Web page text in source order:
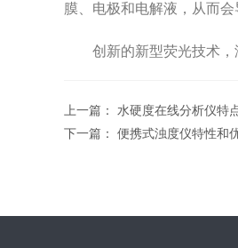
膜、电极和电解液，从而
创新的新型荧光技术，
上一篇： 水硬度在线分析仪特
下一篇： 便携式浊度仪特性和